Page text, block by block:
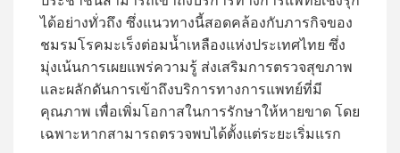
ได้อย่างทั่วถึง ซึ่งแนวทางนี้สอดคล้องกับภารกิจของ
ชมรมโรคมะเร็งต่อมน้ำเหลืองแห่งประเทศไทย ซึ่ง
มุ่งเน้นการเผยแพร่ความรู้ ส่งเสริมการตรวจสุขภาพ
และผลักดันการเข้าถึงบริการทางการแพทย์ที่มี
คุณภาพ เพื่อเพิ่มโอกาสในการรักษาให้หายขาด โดย
เฉพาะหากสามารถตรวจพบได้ตั้งแต่ระยะเริ่มแรก